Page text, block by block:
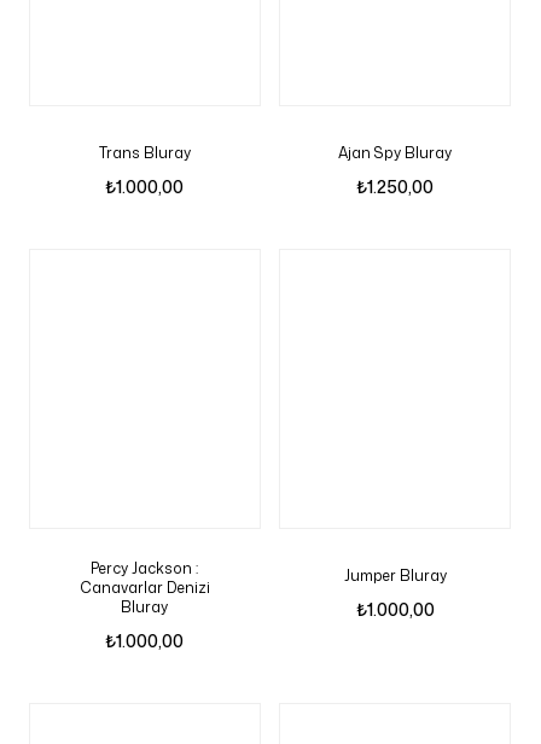
Trans Bluray
₺1.000,00
Ajan Spy Bluray
₺1.250,00
Percy Jackson :
Canavarlar Denizi
Bluray
₺1.000,00
Jumper Bluray
₺1.000,00